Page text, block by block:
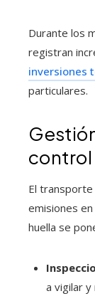
Durante los
registran
inversiones
particulares.
control
El
emisiones
huella se
a vigilar